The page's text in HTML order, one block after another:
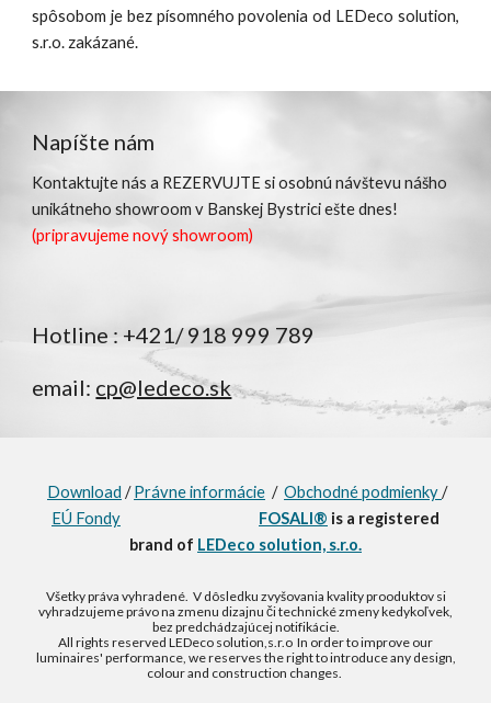
spôsobom je bez písomného povolenia od LEDeco solution,
s.r.o. zakázané.
Napíšte nám
Kontaktujte nás a REZERVUJTEsi osobnú návštevu nášho
unikátneho showroom v Banskej Bystrici ešte dnes!
(pripravujeme nový showroom)
Hotline : +421/ 918 999 789
email: cp@ledeco.sk
Download /Právne informácie / Obchodné podmienky/
EÚ Fondy
FOSALI® is a registered
brand of LEDeco solution, s.r.o.
Všetky práva vyhradené. V dôsledku zvyšovania kvality prooduktov si
vyhradzujeme právo na zmenu dizajnu či technické zmeny kedykoľvek,
bez predchádzajúcej notifikácie.
All rights reserved LEDeco solution,s.r.o In order to improve our
luminaires' performance, we reserves the right to introduce any design,
colour and construction changes.